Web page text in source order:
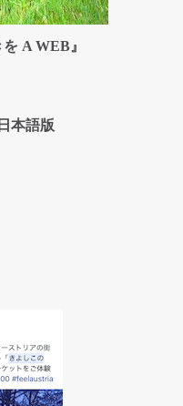
A WEB』
本語版